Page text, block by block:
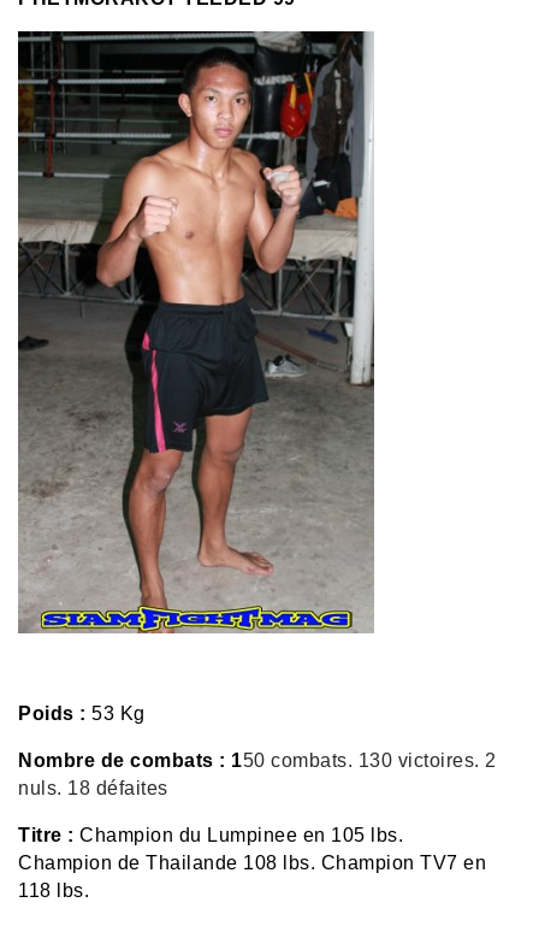
Poids : 53 Kg
Nombre de combats : 150 combats. 130 victoires. 2
nuls. 18 défaites
Titre : Champion du Lumpinee en 105 lbs.
Champion de Thailande 108 lbs. Champion TV7 en
118 lbs.